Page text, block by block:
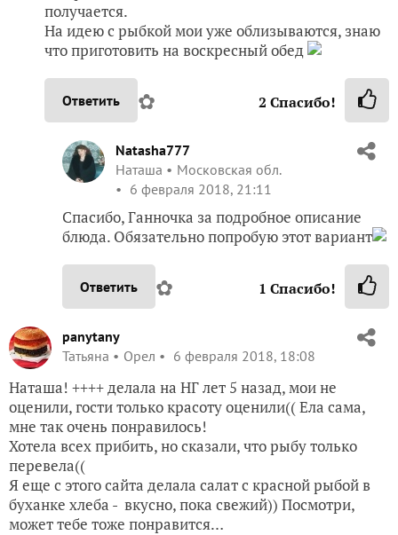
получается.
На идею с рыбкой мои уже облизываются, знаю
что приготовить на воскресный обед
Ответить ✿ 2 Спасибо!
Natasha777
Наташа
Московская обл.
6 февраля 2018, 21:11
Спасибо, Ганночка за подробное описание
блюда. Обязательно попробую этот вариант
Ответить ✿ 1 Спасибо!
panytany
Татьяна
Орел 6 февраля 2018, 18:08
Наташа! ++++ делала на НГ лет 5 назад, мои не
оценили, гости только красоту оценили(( Ела сама,
мне так очень понравилось!
Хотела всех прибить, но сказали, что рыбу только
перевела((
Я еще с этого сайта делала салат с красной рыбой в
буханке хлеба - вкусно, пока свежий)) Посмотри,
может тебе тоже понравится…